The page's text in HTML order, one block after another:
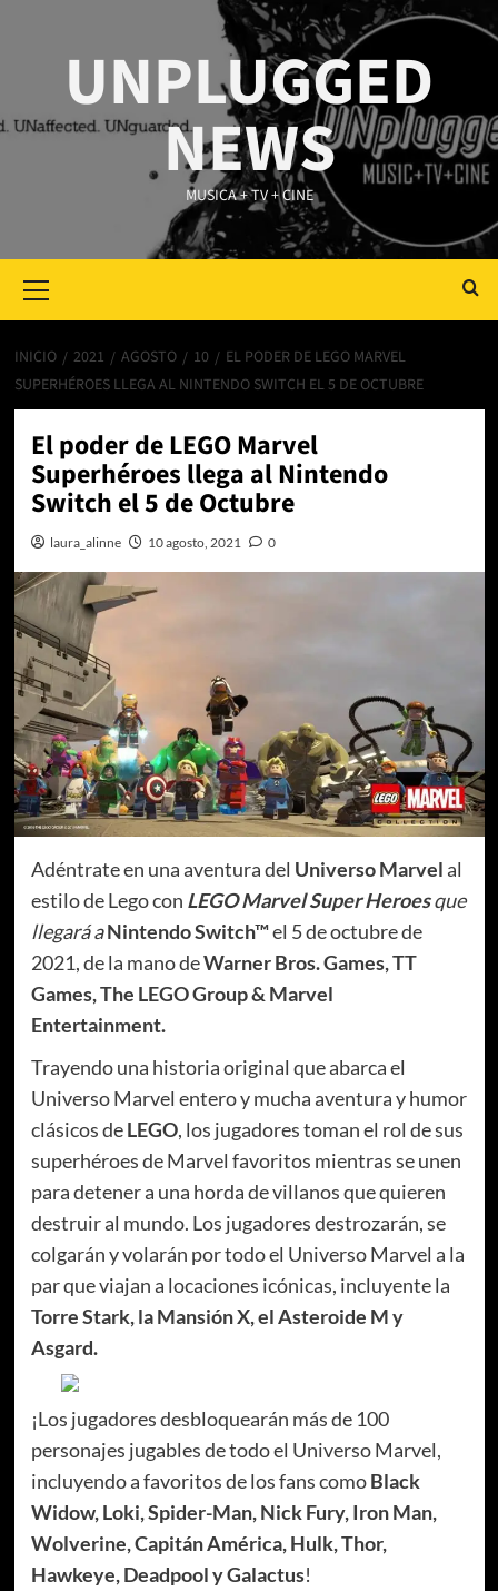
UNPLUGGED
NEWS
MUSICA + TV + CINE
Menu
INICIO 2021 AGOSTO 10
EL PODER DE LEGO MARVEL
SUPERHÉROES LLEGA AL NINTENDO SWITCH EL 5 DE OCTUBRE
El poder de LEGO Marvel
Superhéroes llega al Nintendo
Switch el 5 de Octubre
laura_alinne 10 agosto, 2021 0
Adéntrate en una aventura del Universo Marvelal
estilo de Lego con LEGOMarvel Super Heroesque
llegará aNintendo Switch™el 5 de octubre de
2021, de la mano deWarner Bros. Games, TT
Games, The LEGO Group & Marvel
Entertainment.
Trayendo una historia original que abarca el
Universo Marvel entero y mucha aventura y humor
clásicos deLEGO, los jugadores toman el rol de sus
superhéroes de Marvel favoritos mientras se unen
para detener a una horda de villanos que quieren
destruir al mundo. Los jugadores destrozarán, se
colgarán y volarán por todo el Universo Marvel a la
par que viajan a locaciones icónicas, incluyente la
Torre Stark, la Mansión X, el Asteroide M y
Asgard.
¡Los jugadores desbloquearán más de 100
personajes jugables de todo el Universo Marvel,
incluyendo a favoritos de los fans comoBlack
Widow, Loki, Spider-Man, Nick Fury, Iron Man,
Wolverine, Capitán América, Hulk, Thor,
Hawkeye, Deadpool y Galactus!